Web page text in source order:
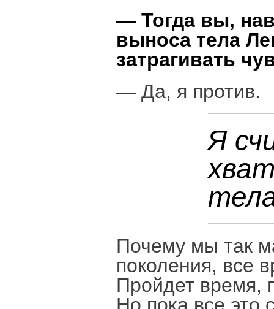
— Тогда вы,
выноса тела
затрагивать
— Да, я против.
Я
Почему мы так
поколения, все
Пройдет время,